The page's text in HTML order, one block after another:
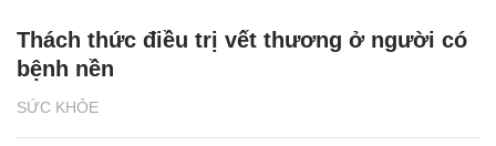
SỨC KHỎE
Thách thức điều trị vết thương ở người có
bệnh nền